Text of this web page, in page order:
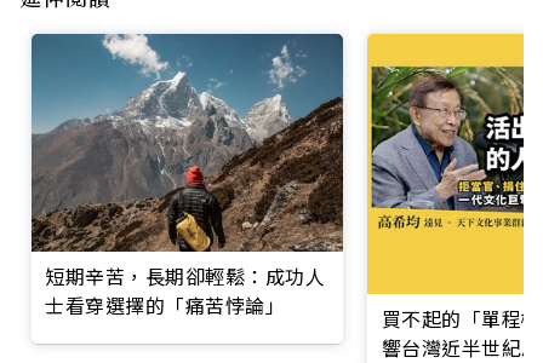
短期辛苦，長期卻輕鬆：成功人
士看穿選擇的「痛苦悖論」
買不起的「單程
響台灣近半世紀